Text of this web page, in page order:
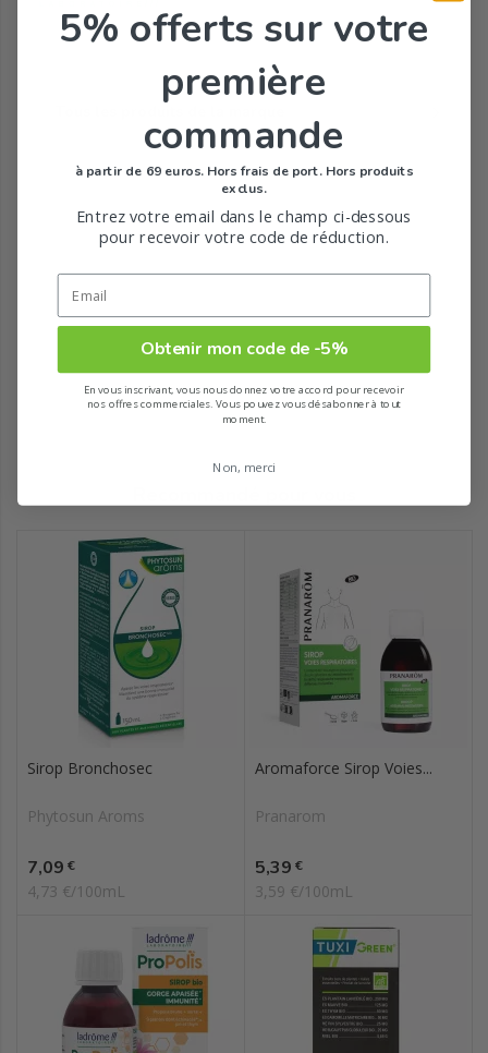
Sirop Bronchosec
Phytosun Aroms
Prix
7,09 €
4,73 €/100mL
Aromaforce Sirop Voies...
Pranarom
Prix
5,39 €
3,59 €/100mL
5% offerts sur votre
première
commande
à partir de 69 euros. Hors frais de port. Hors produits
exclus.
Entrez votre email dans le champ ci-dessous
pour recevoir votre code de réduction.
Obtenir mon code de -5%
En vous inscrivant, vous nous donnez votre accord pour recevoir
nos offres commerciales. Vous pouvez vous désabonner à tout
moment.
Non, merci